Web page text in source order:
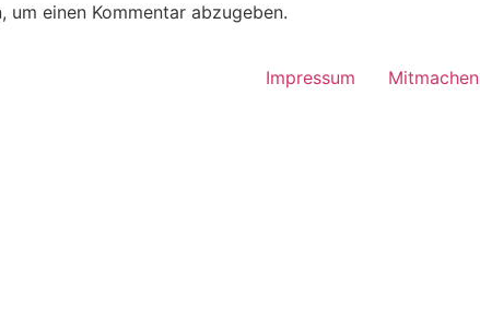
um einen Kommentar abzugeben.
Impressum Mitmachen